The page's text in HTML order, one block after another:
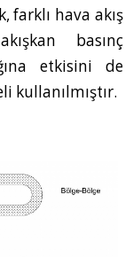
farklı hava akış
basınç
etkisini de
kullanılmıştır.